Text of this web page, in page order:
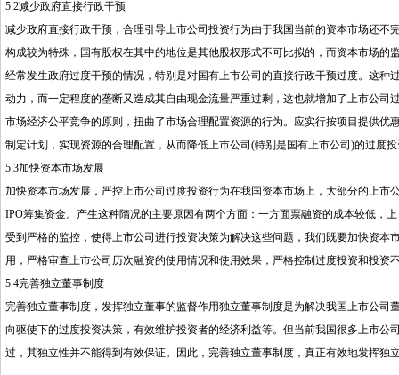
5.2减少政府直接行政干预
减少政府直接行政干预，合理引导上市公司投资行为由于我国当前的资本市场还
构成较为特殊，国有股权在其中的地位是其他股权形式不可比拟的，而资本市场
经常发生政府过度干预的情况，特别是对国有上市公司的直接行政干预过度。这
动力，而一定程度的垄断又造成其自由现金流量严重过剩，这也就增加了上市公
市场经济公平竞争的原则，扭曲了市场合理配置资源的行为。应实行按项目提供
制定计划，实现资源的合理配置，从而降低上市公司(特别是国有上市公司)的过度
5.3加快资本市场发展
加快资本市场发展，严控上市公司过度投资行为在我国资本市场上，大部分的上
IPO筹集资金。产生这种隋况的主要原因有两个方面：一方面票融资的成本较低，
受到严格的监控，使得上市公司进行投资决策为解决这些问题，我们既要加快资
用，严格审查上市公司历次融资的使用情况和使用效果，严格控制过度投资和投资
5.4完善独立董事制度
完善独立董事制度，发挥独立董事的监督作用独立董事制度是为解决我国上市公
向驱使下的过度投资决策，有效维护投资者的经济利益等。但当前我国很多上市
过，其独立性并不能得到有效保证。因此，完善独立董事制度，真正有效地发挥独